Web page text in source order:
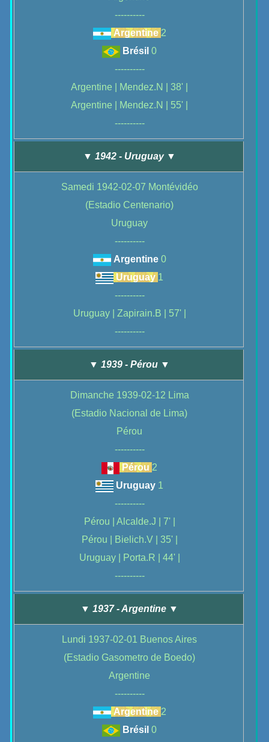
----------
Argentine 2
Brésil0
----------
Argentine | Mendez.N | 38' |
Argentine | Mendez.N | 55' |
----------
▼ 1942 - Uruguay ▼
Samedi 1942-02-07 Montévidéo
(Estadio Centenario)
Uruguay
----------
Argentine 0
Uruguay 1
----------
Uruguay | Zapirain.B | 57' |
----------
▼ 1939 - Pérou ▼
Dimanche 1939-02-12 Lima
(Estadio Nacional de Lima)
Pérou
----------
Pérou 2
Uruguay 1
----------
Pérou | Alcalde.J | 7' |
Pérou | Bielich.V | 35' |
Uruguay | Porta.R | 44' |
----------
▼ 1937 - Argentine ▼
Lundi 1937-02-01 Buenos Aires
(Estadio Gasometro de Boedo)
Argentine
----------
Argentine 2
Brésil0